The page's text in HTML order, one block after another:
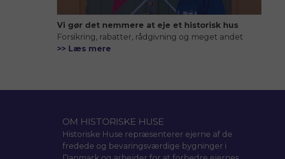
Vi gør det nemmere at eje et historisk hus
Forsikring, rabatter, rådgivning og meget andet
>> Læs mere
OM HISTORISKE HUSE
Historiske Huse repræsenterer ejerne af de
fredede og bevaringsværdige bygninger i